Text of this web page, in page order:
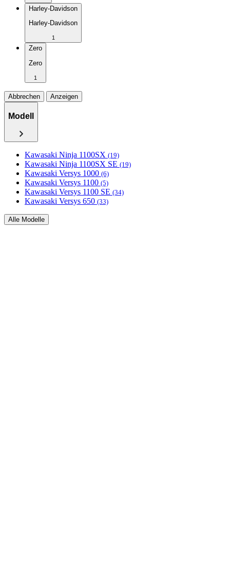
Harley-Davidson
Harley-Davidson
1
Zero
Zero
1
Abbrechen Anzeigen
Modell
Kawasaki Ninja 1100SX (19)
Kawasaki Ninja 1100SX SE (19)
Kawasaki Versys 1000 (6)
Kawasaki Versys 1100 (5)
Kawasaki Versys 1100 SE (34)
Kawasaki Versys 650 (33)
Alle Modelle